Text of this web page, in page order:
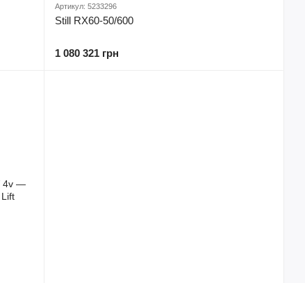
Артикул: 5233296
Still RX60-50/600
1 080 321 грн